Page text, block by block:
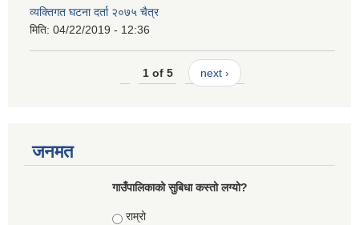
व्यक्तिगत घटना दर्ता २०७५ चैत्र
मिति: 04/22/2019 - 12:36
1 of 5 next ›
जनमत
गाउँपालिकाको सुबिधा कस्तो लग्यो?
Choices
राम्रो